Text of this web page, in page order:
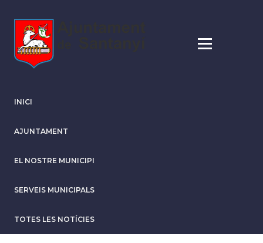
contingut
INICI
AJUNTAMENT
EL NOSTRE MUNICIPI
SERVEIS MUNICIPALS
TOTES LES NOTÍCIES